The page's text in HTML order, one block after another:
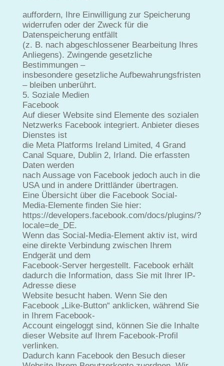
auffordern, Ihre Einwilligung zur Speicherung
widerrufen oder der Zweck für die
Datenspeicherung entfällt
(z. B. nach abgeschlossener Bearbeitung Ihres
Anliegens). Zwingende gesetzliche
Bestimmungen –
insbesondere gesetzliche Aufbewahrungsfristen
– bleiben unberührt.
5. Soziale Medien
Facebook
Auf dieser Website sind Elemente des sozialen
Netzwerks Facebook integriert. Anbieter dieses
Dienstes ist
die Meta Platforms Ireland Limited, 4 Grand
Canal Square, Dublin 2, Irland. Die erfassten
Daten werden
nach Aussage von Facebook jedoch auch in die
USA und in andere Drittländer übertragen.
Eine Übersicht über die Facebook Social-
Media-Elemente finden Sie hier:
https://developers.facebook.com/docs/plugins/?
locale=de_DE.
Wenn das Social-Media-Element aktiv ist, wird
eine direkte Verbindung zwischen Ihrem
Endgerät und dem
Facebook-Server hergestellt. Facebook erhält
dadurch die Information, dass Sie mit Ihrer IP-
Adresse diese
Website besucht haben. Wenn Sie den
Facebook „Like-Button“ anklicken, während Sie
in Ihrem Facebook-
Account eingeloggt sind, können Sie die Inhalte
dieser Website auf Ihrem Facebook-Profil
verlinken.
Dadurch kann Facebook den Besuch dieser